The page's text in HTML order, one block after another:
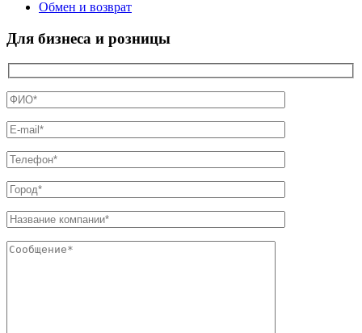
Обмен и возврат
Для бизнеса и розницы